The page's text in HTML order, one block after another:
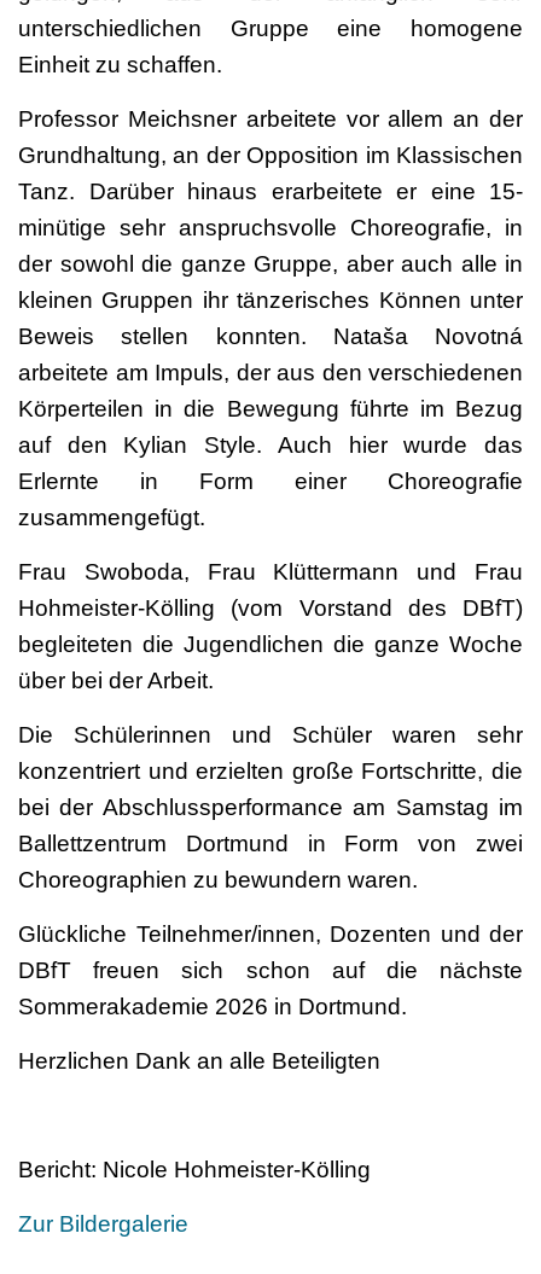
unterschiedlichen Gruppe eine homogene
Einheit zu schaffen.
Professor Meichsner arbeitete vor allem an der
Grundhaltung, an der Opposition im Klassischen
Tanz. Darüber hinaus erarbeitete er eine 15-
minütige sehr anspruchsvolle Choreografie, in
der sowohl die ganze Gruppe, aber auch alle in
kleinen Gruppen ihr tänzerisches Können unter
Beweis stellen konnten. Nataša Novotná
arbeitete am Impuls, der aus den verschiedenen
Körperteilen in die Bewegung führte im Bezug
auf den Kylian Style. Auch hier wurde das
Erlernte in Form einer Choreografie
zusammengefügt.
Frau Swoboda, Frau Klüttermann und Frau
Hohmeister-Kölling (vom Vorstand des DBfT)
begleiteten die Jugendlichen die ganze Woche
über bei der Arbeit.
Die Schülerinnen und Schüler waren sehr
konzentriert und erzielten große Fortschritte, die
bei der Abschlussperformance am Samstag im
Ballettzentrum Dortmund in Form von zwei
Choreographien zu bewundern waren.
Glückliche Teilnehmer/innen, Dozenten und der
DBfT freuen sich schon auf die nächste
Sommerakademie 2026 in Dortmund.
Herzlichen Dank an alle Beteiligten
Bericht: Nicole Hohmeister-Kölling
Zur Bildergalerie